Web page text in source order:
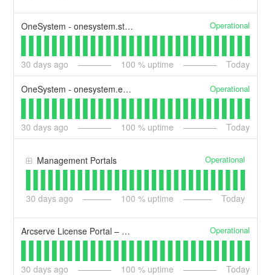
OneSystem - onesystem.storagecraft.com Operational
30 days ago 100 % uptime Today
OneSystem - onesystem.exablox.com Operational
30 days ago 100 % uptime Today
Management Portals Operational
30 days ago 100 % uptime Today
Arcserve License Portal – AERP Operational
30 days ago 100 % uptime Today